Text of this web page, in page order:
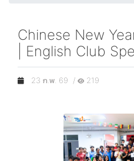
Chinese New
| English Club
23 ก.พ. 69 / 219